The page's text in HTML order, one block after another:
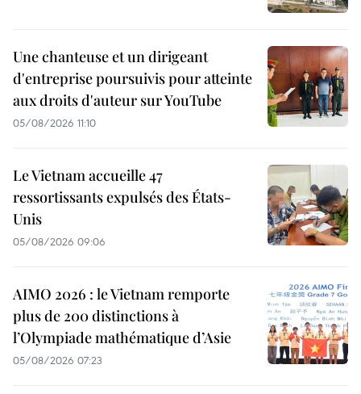
Une chanteuse et un dirigeant
d'entreprise poursuivis pour atteinte
aux droits d'auteur sur YouTube
05/08/2026 11:10
Le Vietnam accueille 47
ressortissants expulsés des États-
Unis
05/08/2026 09:06
AIMO 2026 : le Vietnam remporte
plus de 200 distinctions à
l’Olympiade mathématique d’Asie
05/08/2026 07:23